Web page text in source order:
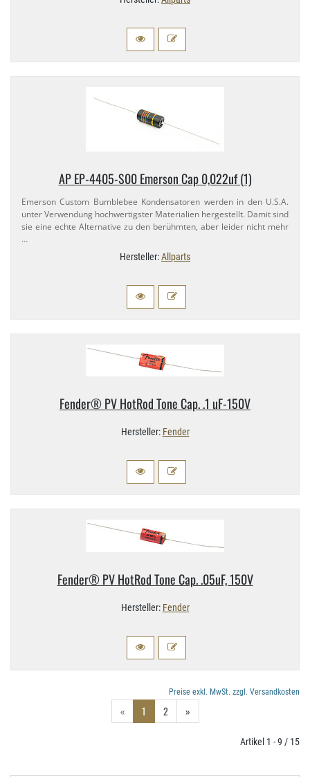
AP EP-​4405-​S00 Emerson Cap 0,​022uf (1)
Emerson Custom Bumblebee Kondensatoren werden in den U.​S.A.
unter Verwendung hochwertigster Materialien hergestellt. Damit sind
sie eine echte Alternative zu den berühmten, aber leider nicht mehr
…
Hersteller:Allparts
Fender® PV HotRod Tone Cap. .1 uF-​150V
Hersteller: Fender
Fender® PV HotRod Tone Cap. .05uF, 150V
Hersteller: Fender
Preise exkl. MwSt. zzgl. Versandkosten
« 1 2 »
Artikel 1 - 9 / 15